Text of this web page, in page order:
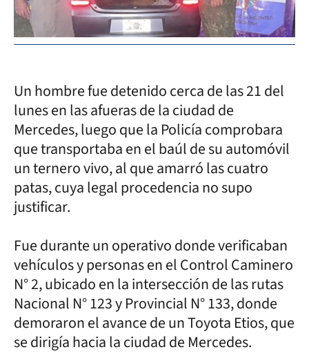
Un hombre fue detenido cerca de las 21 del
lunes en las afueras de la ciudad de
Mercedes, luego que la Policía comprobara
que transportaba en el baúl de su automóvil
un ternero vivo, al que amarró las cuatro
patas, cuya legal procedencia no supo
justificar.
Fue durante un operativo donde verificaban
vehículos y personas en el Control Caminero
N° 2, ubicado en la intersección de las rutas
Nacional N° 123 y Provincial N° 133, donde
demoraron el avance de un Toyota Etios, que
se dirigía hacia la ciudad de Mercedes.